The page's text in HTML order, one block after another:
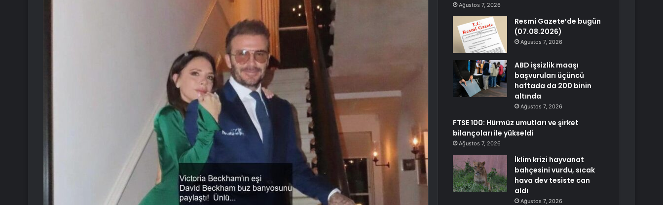
Ağustos 7, 2026
Resmi Gazete’de bugün
(07.08.2026)
Ağustos 7, 2026
ABD işsizlik maaşı
başvuruları üçüncü
haftada da 200 binin
altında
Ağustos 7, 2026
FTSE 100: Hürmüz umutları ve şirket
bilançoları ile yükseldi
Ağustos 7, 2026
İklim krizi hayvanat
bahçesini vurdu, sıcak
hava dev tesiste can
aldı
Ağustos 7, 2026